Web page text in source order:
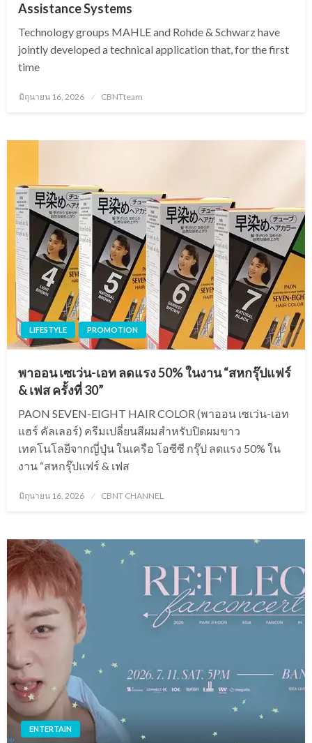
Assistance Systems
Technology groups MAHLE and Rohde & Schwarz have
jointly developed a technical application that, for the first
time
Posted
on
มิถุนายน 16, 2026 CBNTteam
LIFESTYLE PROMOTION
พาออน เซเว่น-เอท ลดแรง 50% ในงาน “สหกรุ๊ปแฟร์
& เฟส ครั้งที่ 30”
PAON SEVEN-EIGHT HAIR COLOR (พาออน เซเว่น-เอท
แฮร์ คัลเลอร์) ครีมเปลี่ยนสีผมสำหรับปิดผมขาว
เทคโนโลยีจากญี่ปุ่น ในเครือ โอซีซี กรุ๊ป ลดแรง 50% ใน
งาน “สหกรุ๊ปแฟร์ & เฟส
Posted
on
มิถุนายน 16, 2026 CBNT CHANNEL
ENTERTAIN